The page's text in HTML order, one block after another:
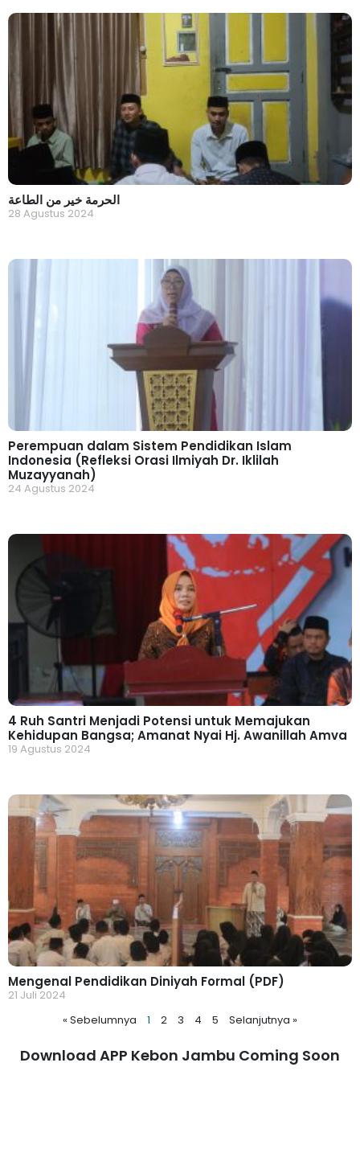
الحرمة خير من الطاعة
28 Agustus 2024
Perempuan dalam Sistem Pendidikan Islam
Indonesia (Refleksi Orasi Ilmiyah Dr. Iklilah
Muzayyanah)
24 Agustus 2024
4 Ruh Santri Menjadi Potensi untuk Memajukan
Kehidupan Bangsa; Amanat Nyai Hj. Awanillah Amva
19 Agustus 2024
Mengenal Pendidikan Diniyah Formal (PDF)
21 Juli 2024
« Sebelumnya
1 2 3 4 5 Selanjutnya »
Download APP Kebon Jambu Coming Soon